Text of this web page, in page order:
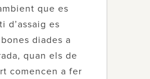
que es
d’assaig es
diades a
quan els de
comencen a fer